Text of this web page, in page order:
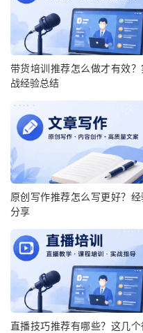
带货培训推荐怎么做才有效？
战经验总结
原创写作推荐怎么写更好？经
分享
直播技巧推荐有哪些？这几个